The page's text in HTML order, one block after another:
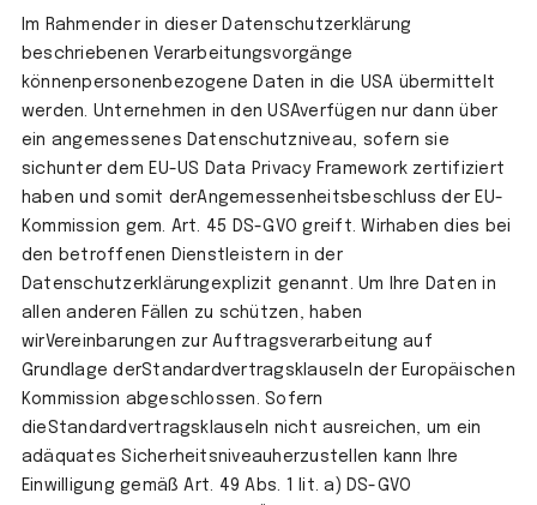
Im Rahmender in dieser Datenschutzerklärung
beschriebenen Verarbeitungsvorgänge
könnenpersonenbezogene Daten in die USA übermittelt
werden. Unternehmen in den USAverfügen nur dann über
ein angemessenes Datenschutzniveau, sofern sie
sichunter dem EU-US Data Privacy Framework zertifiziert
haben und somit derAngemessenheitsbeschluss der EU-
Kommission gem. Art. 45 DS-GVO greift. Wirhaben dies bei
den betroffenen Dienstleistern in der
Datenschutzerklärungexplizit genannt. Um Ihre Daten in
allen anderen Fällen zu schützen, haben
wirVereinbarungen zur Auftragsverarbeitung auf
Grundlage derStandardvertragsklauseln der Europäischen
Kommission abgeschlossen. Sofern
dieStandardvertragsklauseln nicht ausreichen, um ein
adäquates Sicherheitsniveauherzustellen kann Ihre
Einwilligung gemäß Art. 49 Abs. 1 lit. a) DS-GVO